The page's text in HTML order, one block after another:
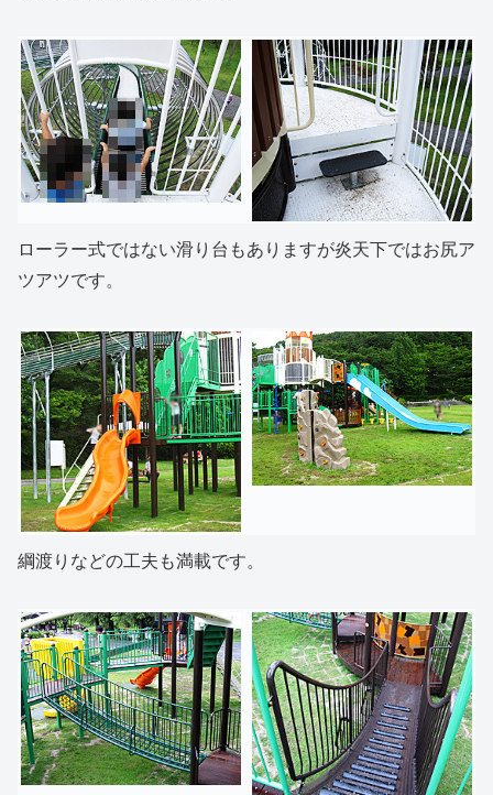
ローラー式ではない滑り台もありますが炎天下ではお尻ア
ツアツです。
綱渡りなどの工夫も満載です。